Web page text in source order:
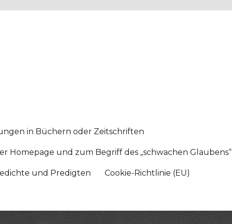
in Büchern oder Zeitschriften
Homepage und zum Begriff des „schwachen Glaubens“
und Predigten Cookie-Richtlinie (EU)